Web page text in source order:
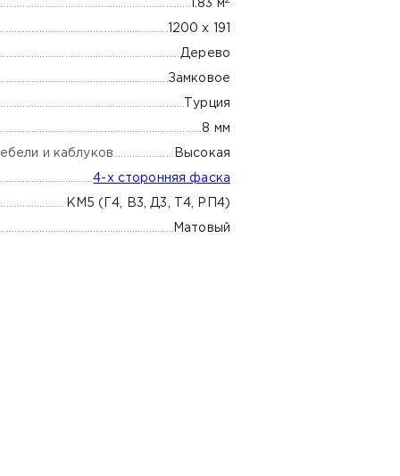
1.83 м
1200 х 191
Дерево
Замковое
Турция
8 мм
и каблуков Высокая
4-х сторонняя фаска
КМ5 (Г4, В3, Д3, Т4, РП4)
Матовый